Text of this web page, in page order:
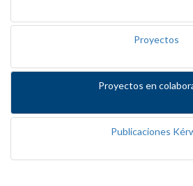
Proyectos
Proyectos en
Publicaciones